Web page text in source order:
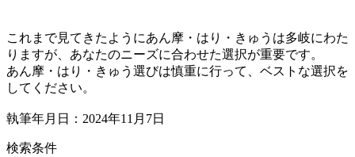
これまで見てきたようにあん摩・はり・きゅうは多岐にわた
りますが、あなたのニーズに合わせた選択が重要です。
あん摩・はり・きゅう選びは慎重に行って、ベストな選択を
してください。
執筆年月日：2024年11月7日
検索条件